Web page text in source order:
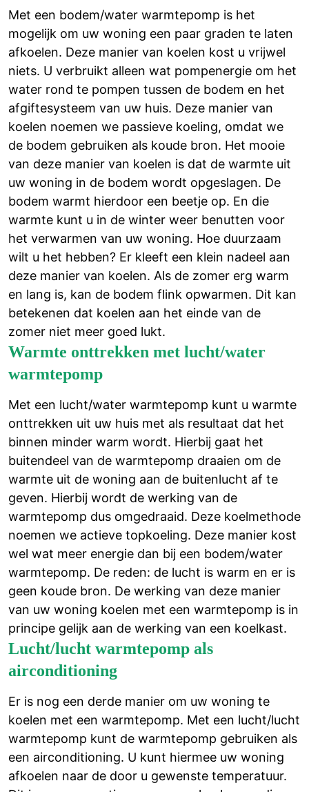
Met een bodem/water warmtepomp is het
mogelijk om uw woning een paar graden te laten
afkoelen. Deze manier van koelen kost u vrijwel
niets. U verbruikt alleen wat pompenergie om het
water rond te pompen tussen de bodem en het
afgiftesysteem van uw huis. Deze manier van
koelen noemen we passieve koeling, omdat we
de bodem gebruiken als koude bron. Het mooie
van deze manier van koelen is dat de warmte uit
uw woning in de bodem wordt opgeslagen. De
bodem warmt hierdoor een beetje op. En die
warmte kunt u in de winter weer benutten voor
het verwarmen van uw woning. Hoe duurzaam
wilt u het hebben? Er kleeft een klein nadeel aan
deze manier van koelen. Als de zomer erg warm
en lang is, kan de bodem flink opwarmen. Dit kan
betekenen dat koelen aan het einde van de
zomer niet meer goed lukt.
Warmte onttrekken met lucht/water
warmtepomp
Met een lucht/water warmtepomp kunt u warmte
onttrekken uit uw huis met als resultaat dat het
binnen minder warm wordt. Hierbij gaat het
buitendeel van de warmtepomp draaien om de
warmte uit de woning aan de buitenlucht af te
geven. Hierbij wordt de werking van de
warmtepomp dus omgedraaid. Deze koelmethode
noemen we actieve topkoeling. Deze manier kost
wel wat meer energie dan bij een bodem/water
warmtepomp. De reden: de lucht is warm en er is
geen koude bron. De werking van deze manier
van uw woning koelen met een warmtepomp is in
principe gelijk aan de werking van een koelkast.
Lucht/lucht warmtepomp als
airconditioning
Er is nog een derde manier om uw woning te
koelen met een warmtepomp. Met een lucht/lucht
warmtepomp kunt de warmtepomp gebruiken als
een airconditioning. U kunt hiermee uw woning
afkoelen naar de door u gewenste temperatuur.